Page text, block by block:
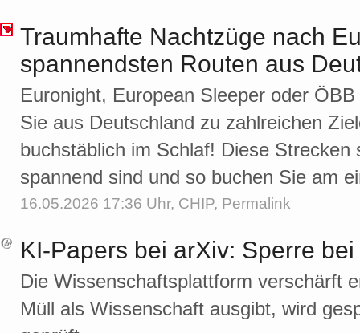
Traumhafte Nachtzüge nach
spannendsten Routen aus
Euronight, European Sleeper oder
Sie aus Deutschland zu zahlreichen
buchstäblich im Schlaf! Diese Strecken
spannend sind und so buchen Sie am
16.05.2026 17:36 Uhr, CHIP, Permalink
KI-Papers bei arXiv: Sperre
Die Wissenschaftsplattform verschärft
Müll als Wissenschaft ausgibt, wird